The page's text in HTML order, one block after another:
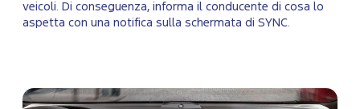
veicoli. Di conseguenza, informa il conducente di cosa lo
aspetta con una notifica sulla schermata di SYNC.